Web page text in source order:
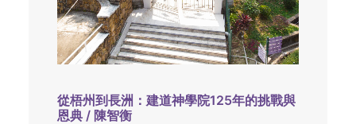
從梧州到長洲：建道神學院125年的挑戰與
恩典 / 陳智衡